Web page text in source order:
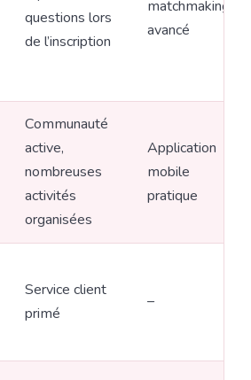
questions lors
de l’inscription
matchmaking
avancé
Communauté
active,
nombreuses
activités
organisées
Application
mobile
pratique
Service client
primé
–